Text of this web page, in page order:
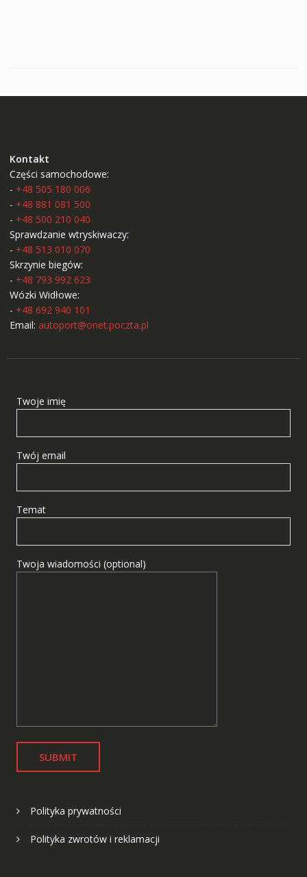
Kontakt
Części samochodowe:
- +48 505 180 006
- +48 881 081 500
- +48 500 210 040
Sprawdzanie wtryskiwaczy:
- +48 513 010 070
Skrzynie biegów:
- +48 793 992 623
Wózki Widłowe:
- +48 692 940 101
Email: autoport@onet.poczta.pl
Twoje imię
Twój email
Temat
Twoja wiadomości (optional)
Polityka prywatności
Polityka zwrotów i reklamacji